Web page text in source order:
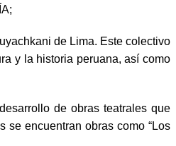
de Lima. Este colectivo
y la historia peruana, así como
de obras teatrales que
se encuentran obras como “Los